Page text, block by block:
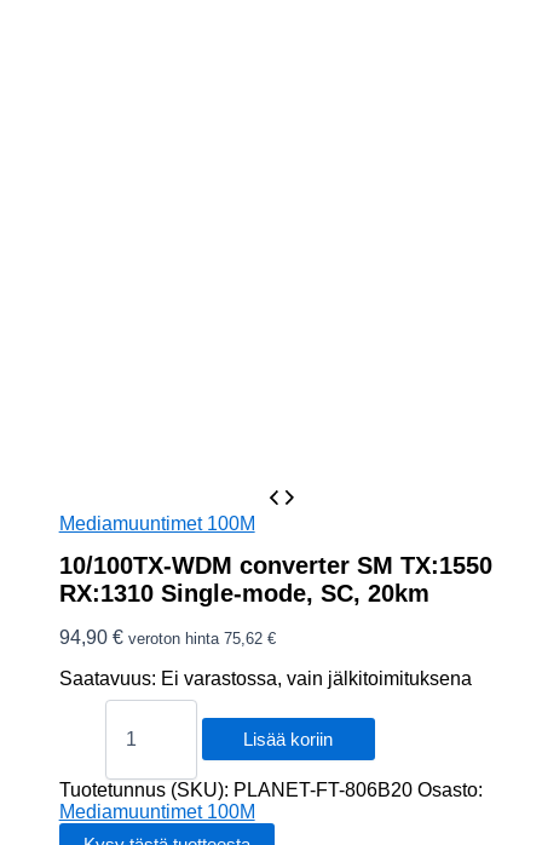
Mediamuuntimet 100M
10/100TX-WDM converter SM TX:1550
RX:1310 Single-mode, SC, 20km
94,90 € veroton hinta 75,62 €
Saatavuus: Ei varastossa, vain jälkitoimituksena
10/100TX-
SM
TX:1550
RX:1310
Lisää koriin
Tuotetunnus (SKU): PLANET-FT-806B20 Osasto:
Mediamuuntimet 100M